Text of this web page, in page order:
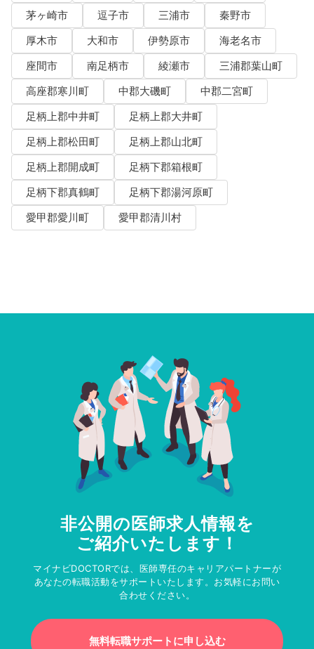
茅ヶ崎市
逗子市 三浦市
秦野市
厚木市
大和市 伊勢原市
海老名市
座間市
南足柄市 綾瀬市
三浦郡葉山町
高座郡寒川町
中郡大磯町
中郡二宮町
足柄上郡中井町
足柄上郡大井町
足柄上郡松田町
足柄上郡山北町
足柄上郡開成町
足柄下郡箱根町
足柄下郡真鶴町
足柄下郡湯河原町
愛甲郡愛川町
愛甲郡清川村
非公開の医師求人情報を
ご紹介いたします！
マイナビDOCTORでは、医師専任のキャリアパートナーが
あなたの転職活動をサポートいたします。お気軽にお問い
合わせください。
無料転職サポートに申し込む